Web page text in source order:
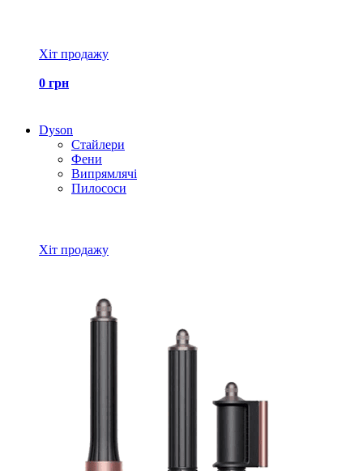
Хіт продажу
0 грн
Dyson
Стайлери
Фени
Випрямлячі
Пилососи
Хіт продажу